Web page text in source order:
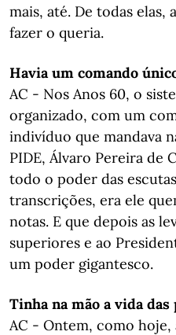
mais, até. De todas
fazer o queria.
Havia um comando
AC - Nos Anos 60, o
organizado, com um
indivíduo que mandava
PIDE, Álvaro Pereira de
todo o poder das
transcrições, era ele
notas. E que depois as
superiores e ao
um poder gigantesco.
Tinha na mão a vida das
AC - Ontem, como hoje,